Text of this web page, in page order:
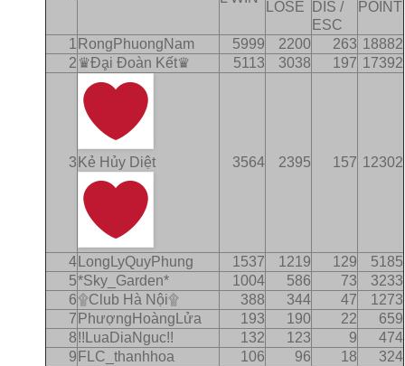
LOSE
DIS /
ESC
POINT
1 RongPhuongNam 5999 2200 263 18882
2 ♛Ðḁi Ðoàn Kết♛ 5113 3038 197 17392
3 Kẻ Hủy Diệt 3564 2395 157 12302
4 LongLyQuyPhung 1537 1219 129
5185
5*Sky_Garden* 1004 586 73
3233
6۩Club Hà Nội۩ 388 344 47
1273
7 PhượngHoàngLửa 193 190 22
659
8!!LuaDiaNguc!! 132 123 9
474
9 FLC_thanhhoa 106 96 18
324